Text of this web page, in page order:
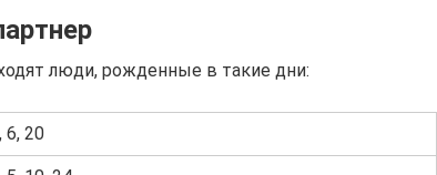
люди, рожденные в такие дни:
6, 20